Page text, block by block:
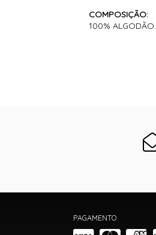
COMPOSIÇÃO:
100% ALGODÃO.
PAGAMENTO